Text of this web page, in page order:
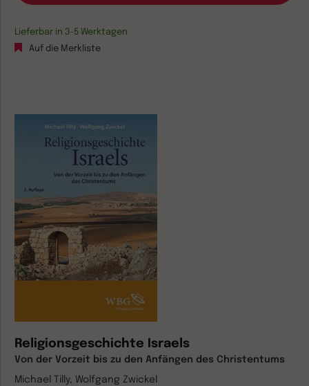
Lieferbar in 3-5 Werktagen
Auf die Merkliste
Religionsgeschichte Israels
Von der Vorzeit bis zu den Anfängen des Christentums
Michael Tilly, Wolfgang Zwickel